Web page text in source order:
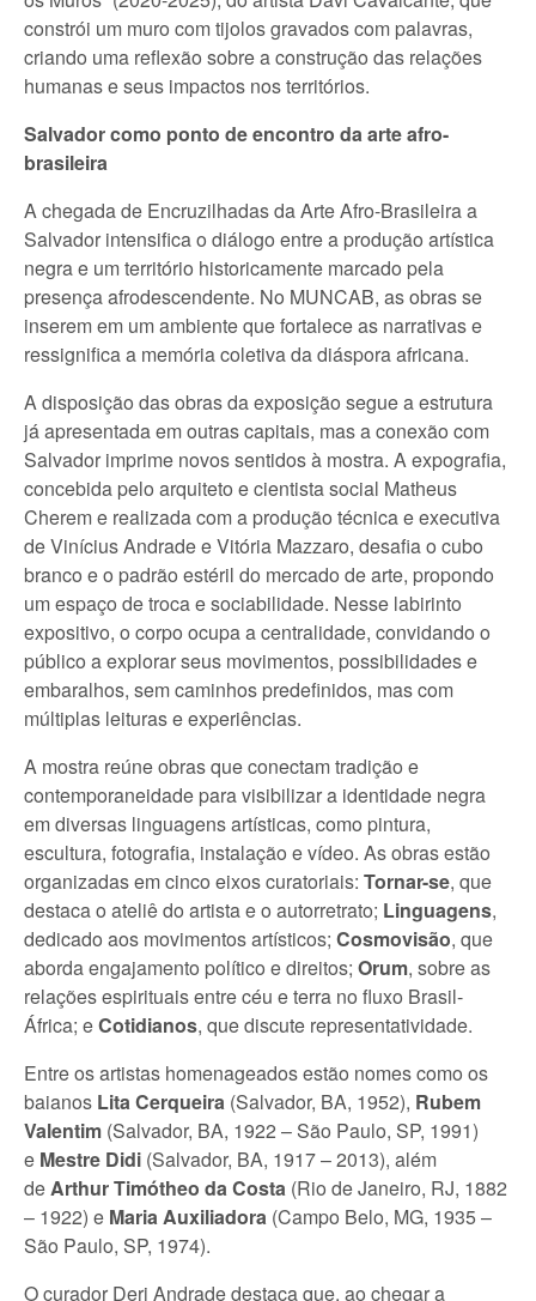
constrói um muro com tijolos gravados com palavras,
criando uma reflexão sobre a construção das relações
humanas e seus impactos nos territórios.
Salvador como ponto de encontro da arte afro-
brasileira
A chegada de Encruzilhadas da Arte Afro-Brasileira a
Salvador intensifica o diálogo entre a produção artística
negra e um território historicamente marcado pela
presença afrodescendente. No MUNCAB, as obras se
inserem em um ambiente que fortalece as narrativas e
ressignifica a memória coletiva da diáspora africana.
A disposição das obras da exposição segue a estrutura
já apresentada em outras capitais, mas a conexão com
Salvador imprime novos sentidos à mostra. A expografia,
concebida pelo arquiteto e cientista social Matheus
Cherem e realizada com a produção técnica e executiva
de Vinícius Andrade e Vitória Mazzaro, desafia o cubo
branco e o padrão estéril do mercado de arte, propondo
um espaço de troca e sociabilidade. Nesse labirinto
expositivo, o corpo ocupa a centralidade, convidando o
público a explorar seus movimentos, possibilidades e
embaralhos, sem caminhos predefinidos, mas com
múltiplas leituras e experiências.
A mostra reúne obras que conectam tradição e
contemporaneidade para visibilizar a identidade negra
em diversas linguagens artísticas, como pintura,
escultura, fotografia, instalação e vídeo. As obras estão
organizadas em cinco eixos curatoriais: Tornar-se, que
destaca o ateliê do artista e o autorretrato; Linguagens,
dedicado aos movimentos artísticos; Cosmovisão, que
aborda engajamento político e direitos; Orum, sobre as
relações espirituais entre céu e terra no fluxo Brasil-
África; eCotidianos, que discute representatividade.
Entre os artistas homenageados estão nomes como os
baianos Lita Cerqueira (Salvador, BA, 1952), Rubem
Valentim (Salvador, BA, 1922 – São Paulo, SP, 1991)
e Mestre Didi (Salvador, BA, 1917 – 2013), além
deArthur Timótheo da Costa (Rio de Janeiro, RJ, 1882
– 1922) e Maria Auxiliadora (Campo Belo, MG, 1935 –
São Paulo, SP, 1974).
O curador Deri Andrade destaca que, ao chegar a